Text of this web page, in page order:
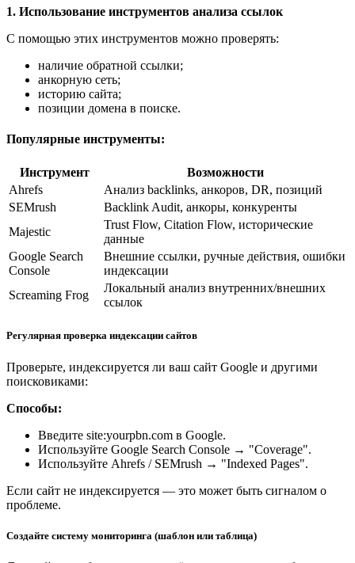
1. Использование инструментов анализа ссылок
С помощью этих инструментов можно проверять:
наличие обратной ссылки;
анкорную сеть;
историю сайта;
позиции домена в поиске.
Популярные инструменты:
Инструмент
Возможности
Ahrefs
Анализ backlinks, анкоров, DR, позиций
SEMrush
Backlink Audit, анкоры, конкуренты
Majestic
Trust Flow, Citation Flow, исторические
данные
Google Search
Console
Внешние ссылки, ручные действия, ошибки
индексации
Screaming Frog
Локальный анализ внутренних/внешних
ссылок
Регулярная проверка индексации сайтов
Проверьте, индексируется ли ваш сайт Google и другими
поисковиками:
Способы:
Введите site:yourpbn.com в Google.
Используйте Google Search Console → "Coverage".
Используйте Ahrefs / SEMrush → "Indexed Pages".
Если сайт не индексируется — это может быть сигналом о
проблеме.
Создайте систему мониторинга (шаблон или таблица)